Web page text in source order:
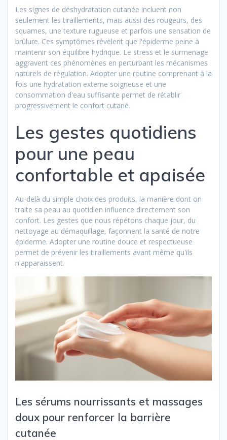
Les signes de déshydratation cutanée incluent non
seulement les tiraillements, mais aussi des rougeurs, des
squames, une texture rugueuse et parfois une sensation de
brûlure. Ces symptômes révèlent que l'épiderme peine à
maintenir son équilibre hydrique. Le stress et le surmenage
aggravent ces phénomènes en perturbant les mécanismes
naturels de régulation. Adopter une routine comprenant à la
fois une hydratation externe soigneuse et une
consommation d'eau suffisante permet de rétablir
progressivement le confort cutané.
Les gestes quotidiens
pour une peau
confortable et apaisée
Au-delà du simple choix des produits, la manière dont on
traite sa peau au quotidien influence directement son
confort. Les gestes que nous répétons chaque jour, du
nettoyage au démaquillage, façonnent la santé de notre
épiderme. Adopter une routine douce et respectueuse
permet de prévenir les tiraillements avant même qu'ils
n'apparaissent.
Les sérums nourrissants et massages
doux pour renforcer la barrière
cutanée